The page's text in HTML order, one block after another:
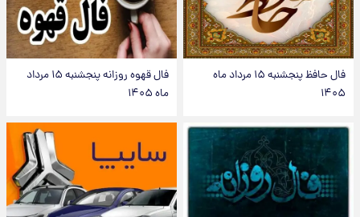
فال حافظ پنجشنبه ۱۵ مرداد ماه
۱۴۰۵
فال قهوه روزانه پنجشنبه ۱۵ مرداد
ماه ۱۴۰۵